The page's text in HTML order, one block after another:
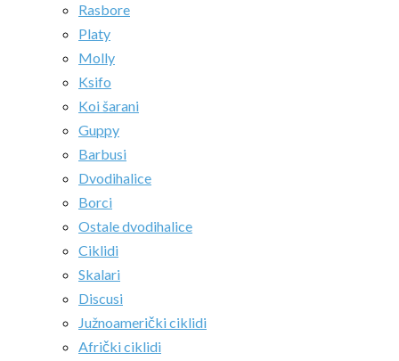
Rasbore
Platy
Molly
Ksifo
Koi šarani
Guppy
Barbusi
Dvodihalice
Borci
Ostale dvodihalice
Ciklidi
Skalari
Discusi
Južnoamerički ciklidi
Afrički ciklidi